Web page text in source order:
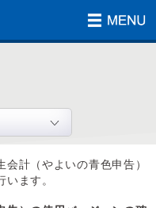
計（やよいの青色申告）
ます。